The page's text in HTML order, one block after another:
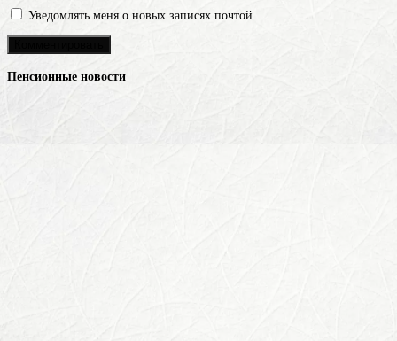
Уведомлять меня о новых записях почтой.
Пенсионные новости